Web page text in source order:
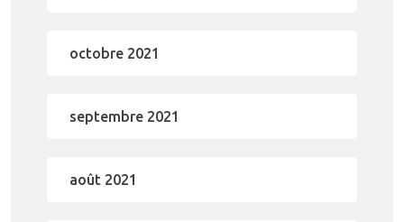
octobre 2021
septembre 2021
août 2021